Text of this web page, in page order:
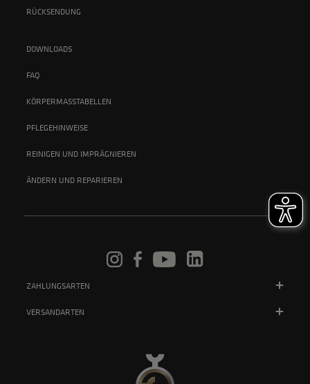
RÜCKSENDUNG
DOWNLOADS
FAQ
KÖRPERMASSTABELLEN
PFLEGEHINWEISE
REINIGEN UND IMPRÄGNIEREN
ÄNDERN UND REPARIEREN
ZAHLUNGSARTEN
VERSANDARTEN